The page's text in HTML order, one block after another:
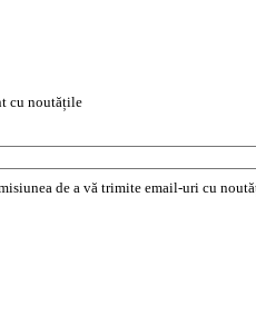
cu noutățile
de a vă trimite email-uri cu